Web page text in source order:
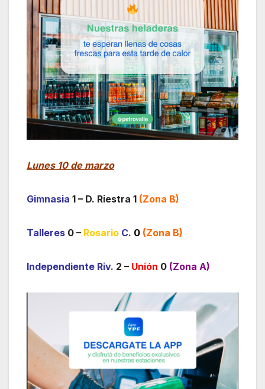
Lunes 10 de marzo
Gimnasia 1 – D. Riestra 1 (Zona B)
Talleres 0 – Rosario C. 0 (Zona B)
Independiente Riv. 2 – Unión 0 (Zona A)